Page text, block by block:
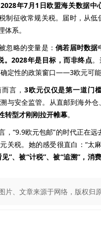
2028年7月1日欧盟海关数据中
制征收常规关税。届时，从
系。
略的变量是：倘若届时数据
。2028年是目标，而非终点
定性的政策窗口——3欧元可能
言， 3欧元仅仅是第一道门
与安全监管。从直邮到海外
转型才刚刚拉开帷幕。
“9.9欧元包邮”的时代正在远
关税。她的感受很直白：“太
”、被“计税”、被“追溯”，
片、文章来源于网络，版权归